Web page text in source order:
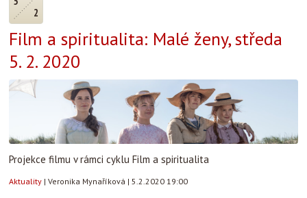
2
Film a spiritualita: Malé ženy, středa
5. 2. 2020
Projekce filmu v rámci cyklu Film a spiritualita
Aktuality | Veronika Mynaříková | 5.2.2020 19:00